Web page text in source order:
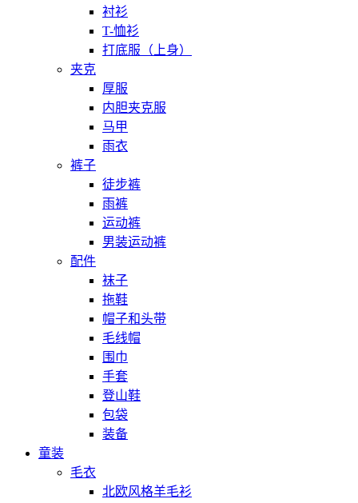
衬衫
T-恤衫
打底服（上身）
夹克
厚服
内胆夹克服
马甲
雨衣
裤子
徒步裤
雨裤
运动裤
男装运动裤
配件
袜子
拖鞋
帽子和头带
毛线帽
围巾
手套
登山鞋
包袋
装备
童装
毛衣
北欧风格羊毛衫